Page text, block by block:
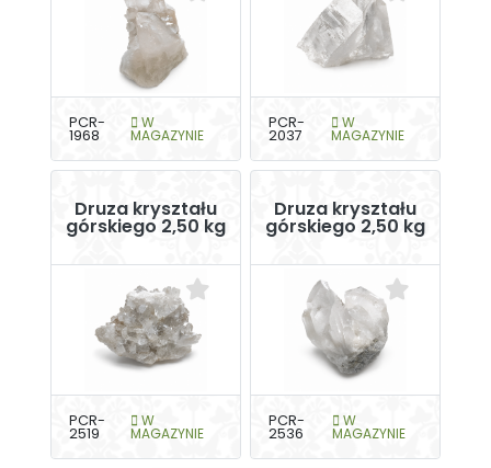
PCR-
1968
W
MAGAZYNIE
PCR-
2037
W
MAGAZYNIE
Druza kryształu
górskiego 2,50 kg
PCR-
2519
W
MAGAZYNIE
Druza kryształu
górskiego 2,50 kg
PCR-
2536
W
MAGAZYNIE